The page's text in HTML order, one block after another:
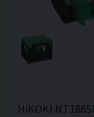
Enkelt
rengöring.
Praktisk,
Lämplig
HiKOKI